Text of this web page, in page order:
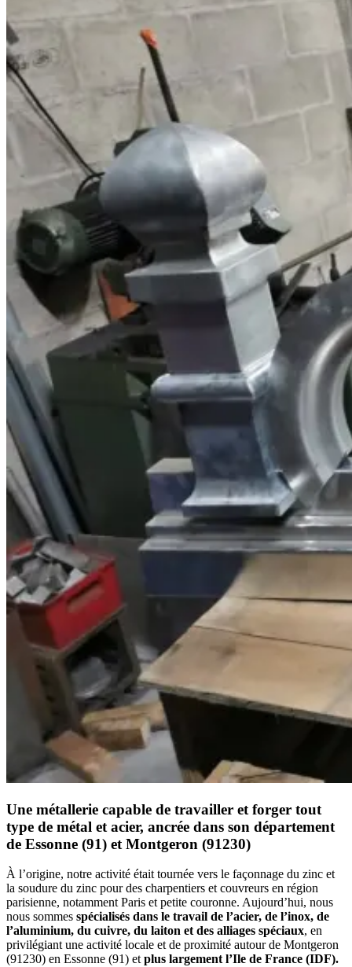
Une métallerie capable de travailler et forger tout
type de métal et acier, ancrée dans son département
de Essonne (91) et Montgeron (91230)
À l’origine, notre activité était tournée vers le façonnage du zinc et
la soudure du zinc pour des charpentiers et couvreurs en région
parisienne, notamment Paris et petite couronne. Aujourd’hui, nous
nous sommes spécialisés dans le travail de l’acier, de l’inox, de
l’aluminium, du cuivre, du laiton et des alliages spéciaux, en
privilégiant une activité locale et de proximité autour de Montgeron
(91230) en Essonne (91) et plus largement l’Ile de France (IDF).